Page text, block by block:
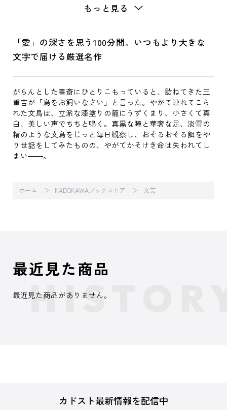
もっと見る
「愛」の深さを思う100分間。いつもより大きな
文字で届ける厳選名作
がらんとした書斎にひとりこもっていると、訪ねてきた三
重吉が「鳥をお飼いなさい」と言った。やがて連れてこら
れた文鳥は、立派な漆塗りの籠にうずくまり、小さくて真
白、美しい声でちちと鳴く。真黒な瞳と華奢な足、淡雪の
精のような文鳥をじっと毎日観察し、おそるおそる餌をや
り世話をしてみたものの、やがてかそけき命は失われてし
まい――。
ホーム KADOKAWAブックストア 文芸
最近見た商品
最近見た商品がありません。
カドスト最新情報を配信中